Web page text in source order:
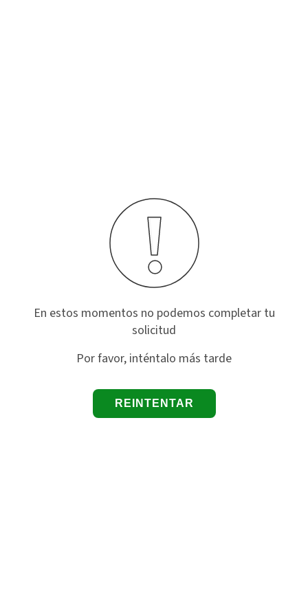
En estos momentos no podemos completar tu
solicitud
Por favor, inténtalo más tarde
REINTENTAR